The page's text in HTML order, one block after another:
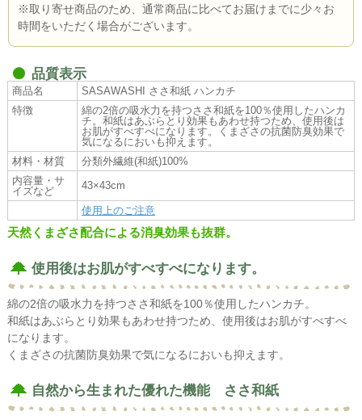
※取り寄せ商品のため、通常商品に比べてお届けまでに少々お
時間をいただく場合がございます。
品質表示
商品名
SASAWASHI ささ和紙 ハンカチ
特徴
綿の2倍の吸水力を持つささ和紙を100％使用したハンカ
チ。和紙はあぶらとり効果もあわせ持つため、使用後は
お肌がすべすべになります。くまざさの抗菌防臭効果で
気になるにおいも抑えます。
材料・材質
分類外繊維(和紙)100%
内容量・サ
イズなど
43×43cm
使用上のご注意
天然くまざさ配合による消臭効果も抜群。
使用後はお肌がすべすべになります。
綿の2倍の吸水力を持つささ和紙を100％使用したハンカチ。
和紙はあぶらとり効果もあわせ持つため、使用後はお肌がすべすべ
になります。
くまざさの抗菌防臭効果で気になるにおいも抑えます。
自然から生まれた優れた機能 ささ和紙